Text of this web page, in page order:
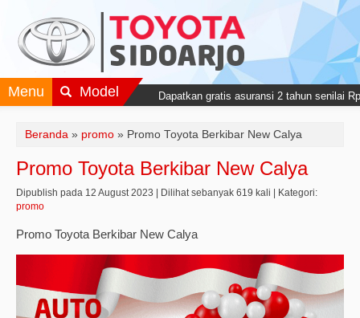
Dapatkan gratis asuransi 2 tahun senilai
Menu Model
Beranda » promo » Promo Toyota Berkibar New Calya
Promo Toyota Berkibar New Calya
Dipublish pada 12 August 2023 | Dilihat sebanyak 619 kali | Kategori:
promo
Promo Toyota Berkibar New Calya